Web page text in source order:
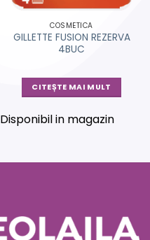
COSMETICA
GILLETTE FUSION REZERVA
4BUC
CITEȘTE MAI MULT
Disponibil in magazin